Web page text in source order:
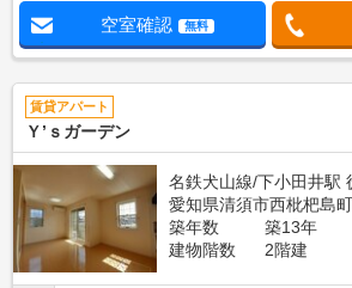
空室確認 無料
賃貸アパート
Ｙ’ｓガーデン
名鉄犬山線/下小田井駅
愛知県清須市西枇杷島
築年数
築13年
建物階数
2階建